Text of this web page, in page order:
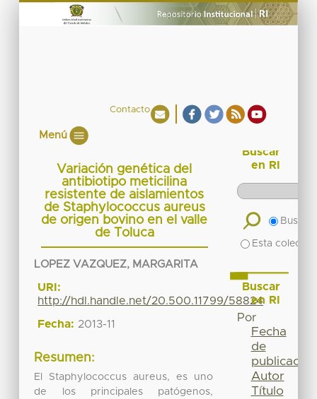
Contacto
Menú
Variación genética del
antibiotipo meticilina
resistente de aislamientos
de Staphylococcus aureus
de origen bovino en el valle
de Toluca
LOPEZ VAZQUEZ, MARGARITA
URI:
http://hdl.handle.net/20.500.11799/58824
Fecha: 2013-11
Resumen:
El Staphylococcus aureus, es uno
de los principales patógenos,
Buscar
en RI
Buscar
Esta
Buscar
en RI
Por
Fecha
de
publicación
Autor
Título